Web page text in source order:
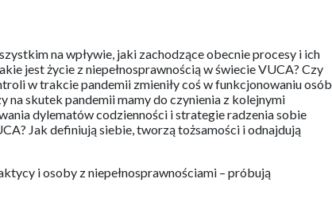
na wpływie, jaki zachodzące obecnie procesy i ich
jest życie z niepełnosprawnością w świecie VUCA? Czy
w trakcie pandemii zmieniły coś w funkcjonowaniu osób
na skutek pandemii mamy do czynienia z kolejnymi
dylematów codzienności i strategie radzenia sobie
Jak definiują siebie, tworzą tożsamości i odnajdują
i osoby z niepełnosprawnościami – próbują